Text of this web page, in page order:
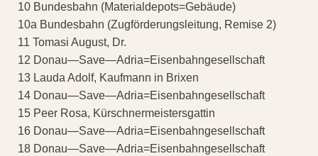
10 Bundesbahn (Materialdepots=Gebäude)
10a Bundesbahn (Zugförderungsleitung, Remise 2)
11 Tomasi August, Dr.
12 Donau—Save—Adria=Eisenbahngesellschaft
13 Lauda Adolf, Kaufmann in Brixen
14 Donau—Save—Adria=Eisenbahngesellschaft
15 Peer Rosa, Kürschnermeistersgattin
16 Donau—Save—Adria=Eisenbahngesellschaft
18 Donau—Save—Adria=Eisenbahngesellschaft